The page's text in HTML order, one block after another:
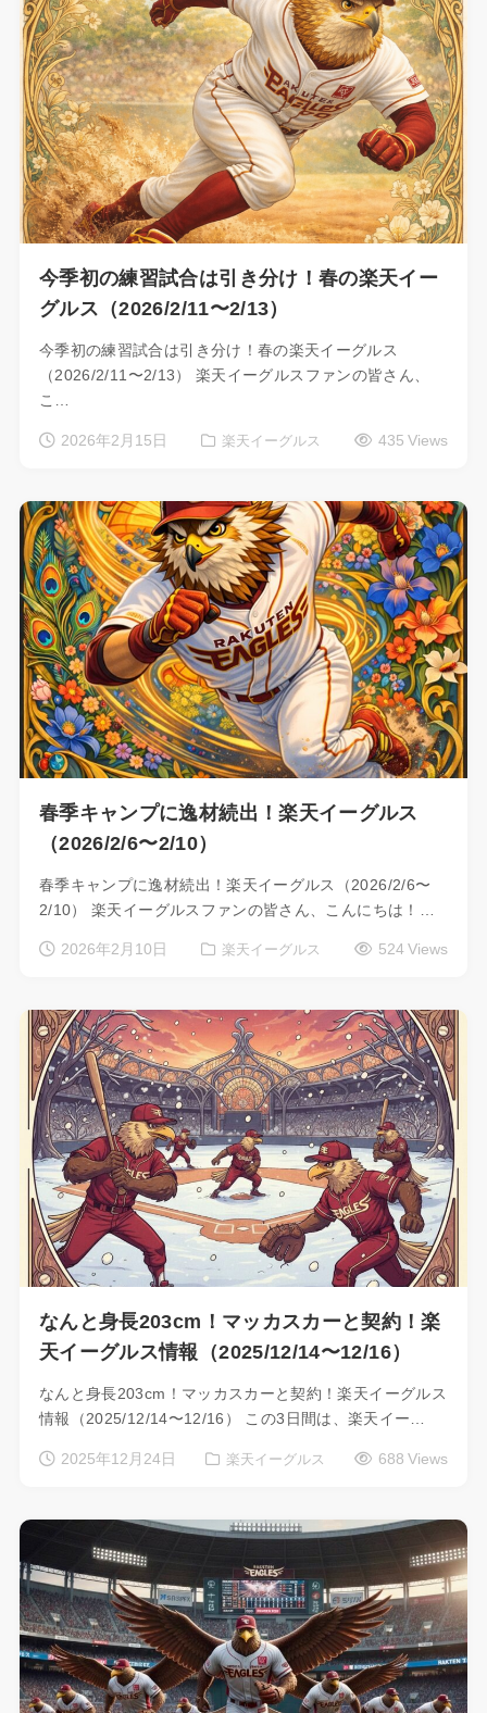
今季初の練習試合は引き分け！春の楽天イー
グルス（2026/2/11〜2/13）
今季初の練習試合は引き分け！春の楽天イーグルス
（2026/2/11〜2/13） 楽天イーグルスファンの皆さん、
こ…
2026年2月15日 楽天イーグルス 435 Views
春季キャンプに逸材続出！楽天イーグルス
（2026/2/6〜2/10）
春季キャンプに逸材続出！楽天イーグルス（2026/2/6〜
2/10） 楽天イーグルスファンの皆さん、こんにちは！…
2026年2月10日 楽天イーグルス 524 Views
なんと身長203cm！マッカスカーと契約！楽
天イーグルス情報（2025/12/14〜12/16）
なんと身長203cm！マッカスカーと契約！楽天イーグルス
情報（2025/12/14〜12/16） この3日間は、楽天イー…
2025年12月24日 楽天イーグルス 688 Views